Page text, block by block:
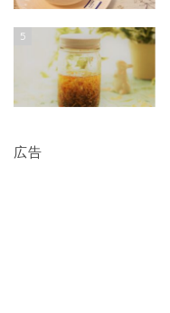
5
広告